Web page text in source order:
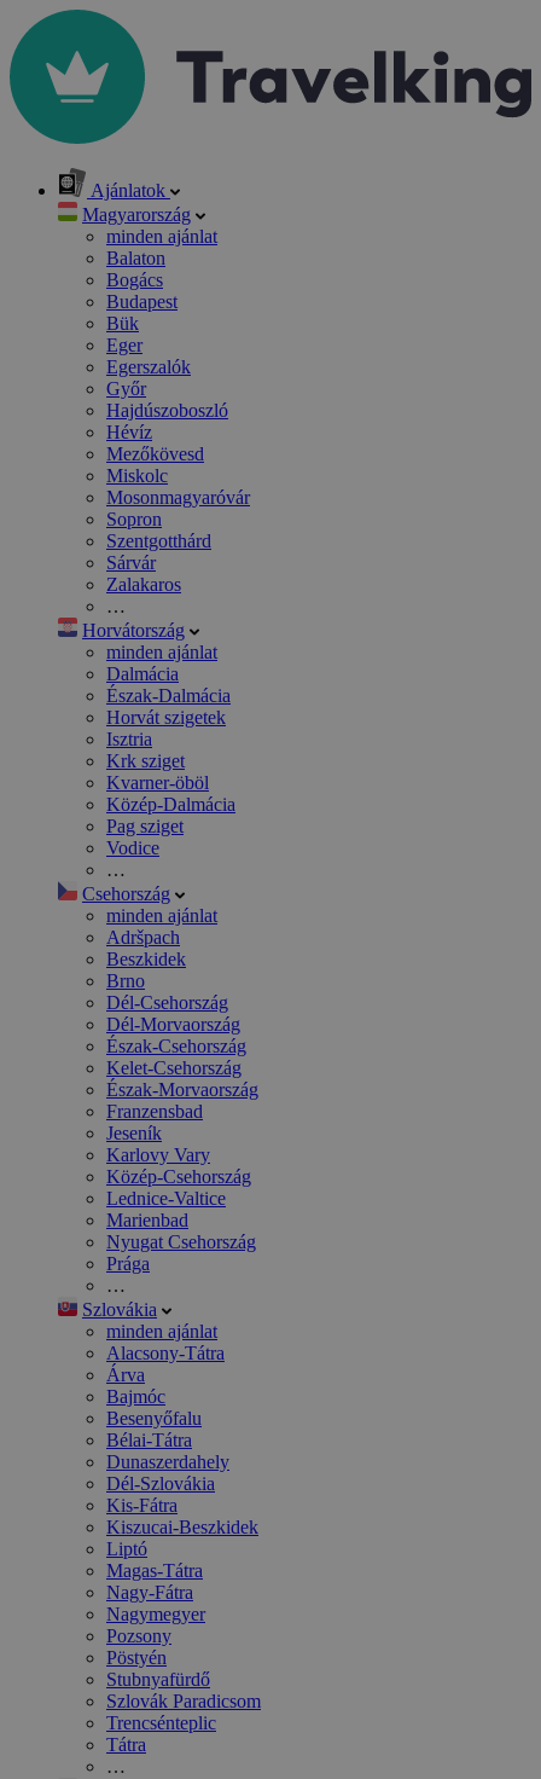
Ajánlatok
Magyarország
minden ajánlat
Balaton
Bogács
Budapest
Bük
Eger
Egerszalók
Győr
Hajdúszoboszló
Hévíz
Mezőkövesd
Miskolc
Mosonmagyaróvár
Sopron
Szentgotthárd
Sárvár
Zalakaros
…
Horvátország
minden ajánlat
Dalmácia
Észak-Dalmácia
Horvát szigetek
Isztria
Krk sziget
Kvarner-öböl
Közép-Dalmácia
Pag sziget
Vodice
…
Csehország
minden ajánlat
Adršpach
Beszkidek
Brno
Dél-Csehország
Dél-Morvaország
Észak-Csehország
Kelet-Csehország
Észak-Morvaország
Franzensbad
Jeseník
Karlovy Vary
Közép-Csehország
Lednice-Valtice
Marienbad
Nyugat Csehország
Prága
…
Szlovákia
minden ajánlat
Alacsony-Tátra
Árva
Bajmóc
Besenyőfalu
Bélai-Tátra
Dunaszerdahely
Dél-Szlovákia
Kis-Fátra
Kiszucai-Beszkidek
Liptó
Magas-Tátra
Nagy-Fátra
Nagymegyer
Pozsony
Pöstyén
Stubnyafürdő
Szlovák Paradicsom
Trencsénteplic
Tátra
…